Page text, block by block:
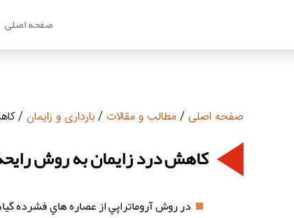
صفحه اصلی
صفحه اصلی / مطالب و مقالات / بارداری و زایمان /
كاهش درد زايمان به روش رايحه
در روش آروماتراپي از عصاره هاي فشرده